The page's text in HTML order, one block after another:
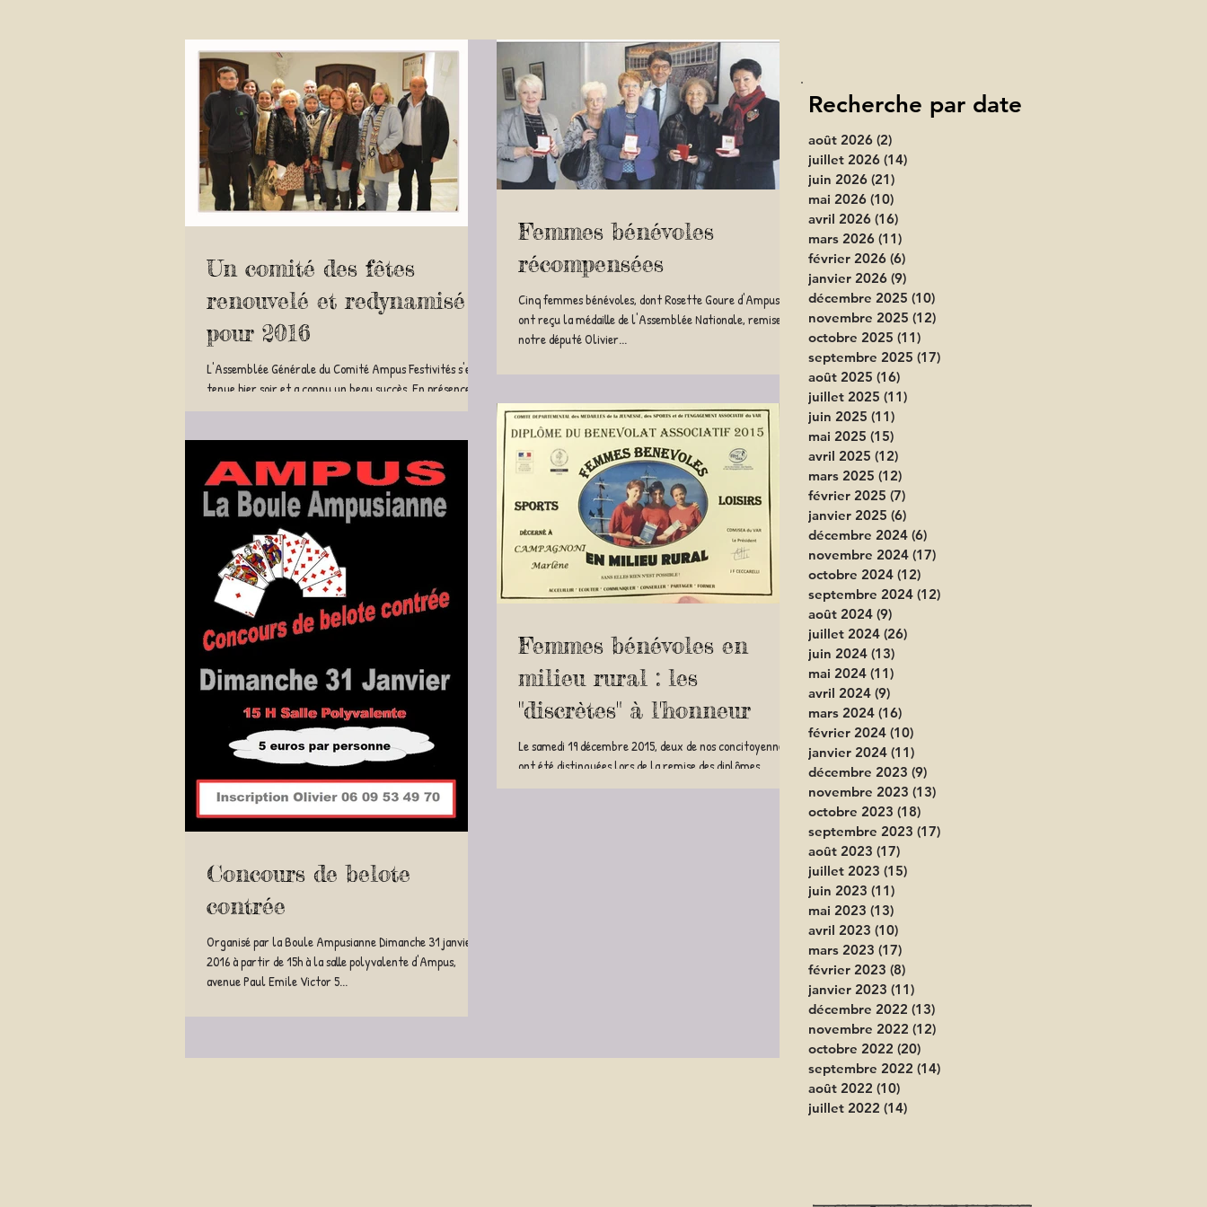
Un comité des fêtes
renouvelé et redynamisé
pour 2016
L'Assemblée Générale du Comité Ampus Festivités s'est
tenue hier soir et a connu un beau succès. En présence de
Femmes bénévoles
récompensées
Cinq femmes bénévoles, dont Rosette Goure d'Ampus,
ont reçu la médaille de l'Assemblée Nationale, remise par
notre député Olivier...
Concours de belote
contrée
Organisé par la Boule Ampusianne Dimanche 31 janvier
2016 à partir de 15h à la salle polyvalente d'Ampus,
avenue Paul Emile Victor 5...
Femmes bénévoles en
milieu rural : les
"discrètes" à l'honneur
Le samedi 19 décembre 2015, deux de nos concitoyennes
ont été distinguées lors de la remise des diplômes
Recherche par date
août 2026 (2)
juillet 2026 (14)
juin 2026 (21)
mai 2026 (10)
avril 2026 (16)
mars 2026 (11)
février 2026 (6)
janvier 2026 (9)
décembre 2025 (10)
novembre 2025 (12)
octobre 2025 (11)
septembre 2025 (17)
août 2025 (16)
juillet 2025 (11)
juin 2025 (11)
mai 2025 (15)
avril 2025 (12)
mars 2025 (12)
février 2025 (7)
janvier 2025 (6)
décembre 2024 (6)
novembre 2024 (17)
octobre 2024 (12)
septembre 2024 (12)
août 2024 (9)
juillet 2024 (26)
juin 2024 (13)
mai 2024 (11)
avril 2024 (9)
mars 2024 (16)
février 2024 (10)
janvier 2024 (11)
décembre 2023 (9)
novembre 2023 (13)
octobre 2023 (18)
septembre 2023 (17)
août 2023 (17)
juillet 2023 (15)
juin 2023 (11)
mai 2023 (13)
avril 2023 (10)
mars 2023 (17)
février 2023 (8)
janvier 2023 (11)
décembre 2022 (13)
novembre 2022 (12)
octobre 2022 (20)
septembre 2022 (14)
août 2022 (10)
juillet 2022 (14)